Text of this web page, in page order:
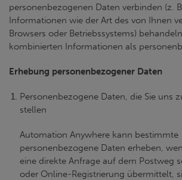
personenbezogenen Daten verbinden (z.
Informationen wie der Art des von Ihnen
Browsers oder Betriebssystems)
kombinierten Informationen als
Erhebung personenbezogener Daten
Personenbezogene Daten, die Sie uns
stellen
Automation Anywhere kann bestimmte
personenbezogene Daten erheben,
eine direkte Anfrage auf dem Postweg
oder Online-Registrierung übermittelt,